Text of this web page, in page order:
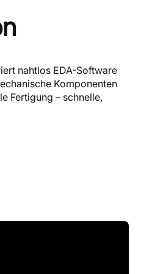
nahtlos EDA-Software
Komponenten
Fertigung – schnelle,